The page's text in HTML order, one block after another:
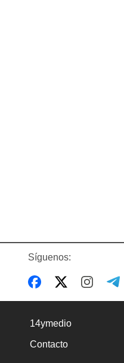
Síguenos:
14ymedio
Contacto